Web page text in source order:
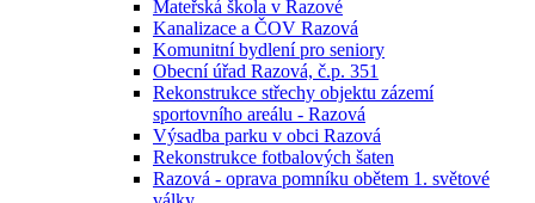
Mateřská škola v Razové
Kanalizace a ČOV Razová
Komunitní bydlení pro seniory
Obecní úřad Razová, č.p. 351
Rekonstrukce střechy objektu zázemí
sportovního areálu - Razová
Výsadba parku v obci Razová
Rekonstrukce fotbalových šaten
Razová - oprava pomníku obětem 1. světové